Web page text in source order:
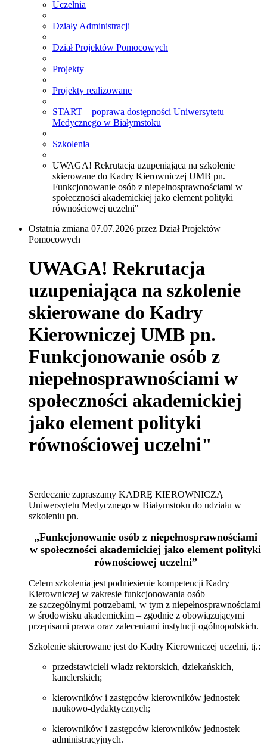
Uczelnia
Działy Administracji
Dział Projektów Pomocowych
Projekty
Projekty realizowane
START – poprawa dostępności Uniwersytetu
Medycznego w Białymstoku
Szkolenia
UWAGA! Rekrutacja uzupeniająca na szkolenie
skierowane do Kadry Kierowniczej UMB pn.
Funkcjonowanie osób z niepełnosprawnościami w
społeczności akademickiej jako element polityki
równościowej uczelni"
Ostatnia zmiana 07.07.2026 przez Dział Projektów
Pomocowych
UWAGA! Rekrutacja
uzupeniająca na szkolenie
skierowane do Kadry
Kierowniczej UMB pn.
Funkcjonowanie osób z
niepełnosprawnościami w
społeczności akademickiej
jako element polityki
równościowej uczelni"
Serdecznie zapraszamy KADRĘ KIEROWNICZĄ
Uniwersytetu Medycznego w Białymstoku do udziału w
szkoleniu pn.
„Funkcjonowanie osób z niepełnosprawnościami
w społeczności akademickiej jako element polityki
równościowej uczelni”
Celem szkolenia jest podniesienie kompetencji Kadry
Kierowniczej w zakresie funkcjonowania osób
ze szczególnymi potrzebami, w tym z niepełnosprawnościami
w środowisku akademickim – zgodnie z obowiązującymi
przepisami prawa oraz zaleceniami instytucji ogólnopolskich.
Szkolenie skierowane jest do Kadry Kierowniczej uczelni, tj.:
przedstawicieli władz rektorskich, dziekańskich,
kanclerskich;
kierowników i zastępców kierowników jednostek
naukowo-dydaktycznych;
kierowników i zastępców kierowników jednostek
administracyjnych.